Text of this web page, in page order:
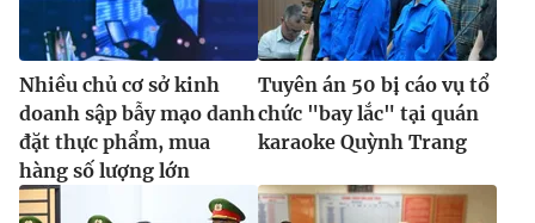
Nhiều chủ cơ sở kinh
doanh sập bẫy mạo danh
đặt thực phẩm, mua
hàng số lượng lớn
Tuyên án 50 bị cáo vụ tổ
chức "bay lắc" tại quán
karaoke Quỳnh Trang